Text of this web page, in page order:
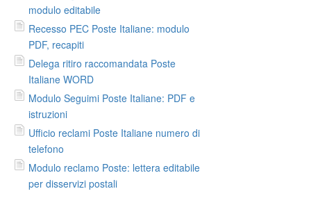
modulo editabile
Recesso PEC Poste Italiane: modulo
PDF, recapiti
Delega ritiro raccomandata Poste
Italiane WORD
Modulo Seguimi Poste Italiane: PDF e
istruzioni
Ufficio reclami Poste Italiane numero di
telefono
Modulo reclamo Poste: lettera editabile
per disservizi postali